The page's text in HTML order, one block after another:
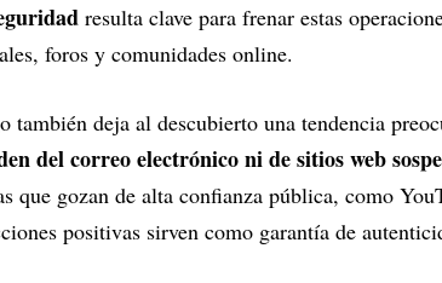
resulta clave para frenar estas
foros y comunidades online.
también deja al descubierto una tendencia
del correo electrónico ni de sitios web
que gozan de alta confianza pública, como
positivas sirven como garantía de